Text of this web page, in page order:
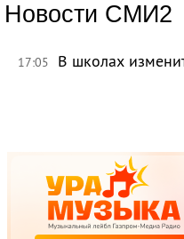
Новости СМИ2
17:05 В школах